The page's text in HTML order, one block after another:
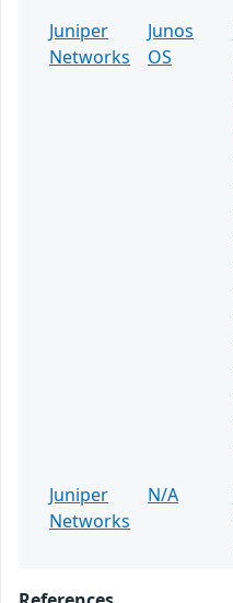
Juniper
Networks
Junos
OS
Juniper
Networks
N/A